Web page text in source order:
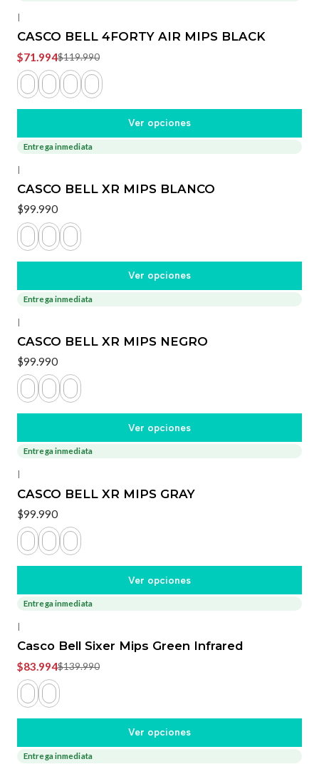
|
CASCO BELL 4FORTY AIR MIPS BLACK
$71.994$119.990
Ver opciones
Entrega inmediata
|
CASCO BELL XR MIPS BLANCO
$99.990
Ver opciones
Entrega inmediata
|
CASCO BELL XR MIPS NEGRO
$99.990
Ver opciones
Entrega inmediata
|
CASCO BELL XR MIPS GRAY
$99.990
Ver opciones
-40%
Entrega inmediata
|
Casco Bell Sixer Mips Green Infrared
$83.994$139.990
Ver opciones
-25%
Entrega inmediata